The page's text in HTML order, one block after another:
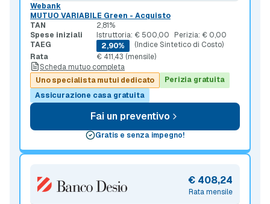
Webank
MUTUO VARIABILE Green - Acquisto
TAN
2,81%
Spese iniziali
Istruttoria: € 500,00
Perizia: € 0,00
TAEG
2,90%
(Indice Sintetico di Costo)
Rata
€ 411,43 (mensile)
Scheda mutuo completa
Uno specialista mutui dedicato
Perizia gratuita
Assicurazione casa gratuita
Fai un preventivo
Gratis e senza impegno!
Rata mensile
€ 408,24